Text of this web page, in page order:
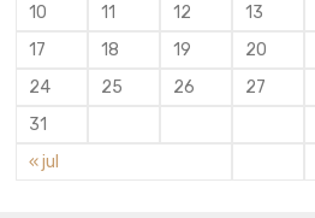
10
11 12 13
17
18 19 20
24
25 26 27
31
« jul